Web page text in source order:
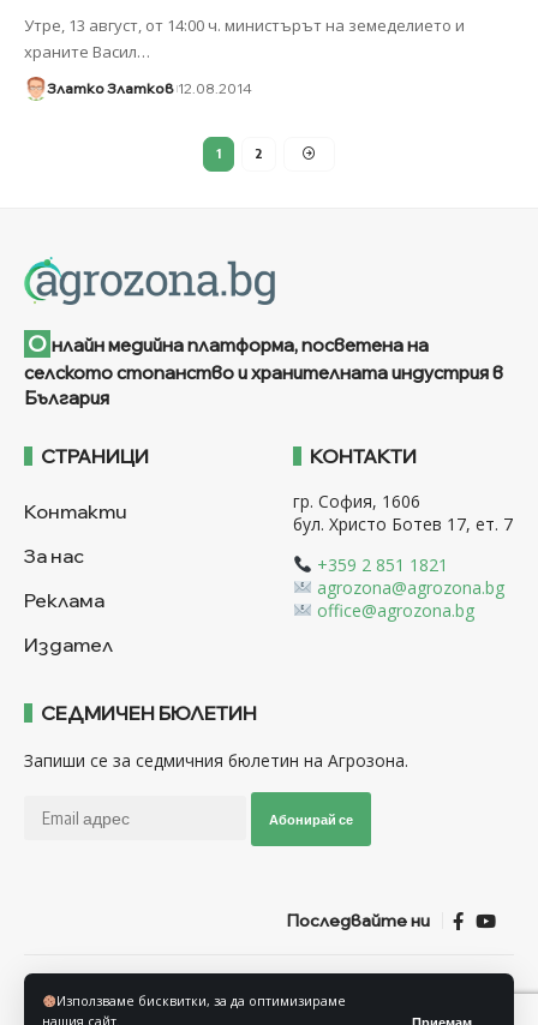
Използваме бисквитки, за да оптимизираме
нашия сайт.
Утре, 13 август, от 14:00 ч. министърът на земеделието и
храните Васил…
Златко Златков 12.08.2014
1 2
О нлайн медийна платформа, посветена на
селското стопанство и хранителната индустрия в
България
СТРАНИЦИ
Контакти
За нас
Реклама
Издател
КОНТАКТИ
гр. София, 1606
бул. Христо Ботев 17, ет. 7
+359 2 851 1821
agrozona@agrozona.bg
office@agrozona.bg
СЕДМИЧЕН БЮЛЕТИН
Запиши се за седмичния бюлетин на Агрозона.
Абонирай се
Последвайте ни
Политика за защита на личните данни